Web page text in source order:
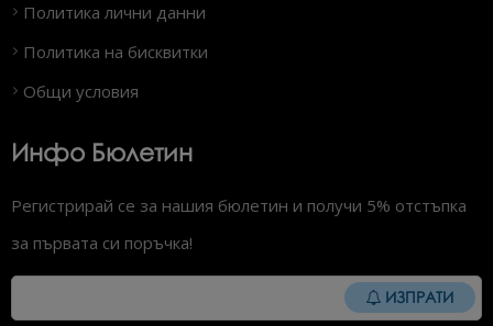
Политика лични данни
Политика на бисквитки
Общи условия
Инфо Бюлетин
Регистрирай се за нашия бюлетин и получи 5% отстъпка
за първата си поръчка!
ИЗПРАТИ